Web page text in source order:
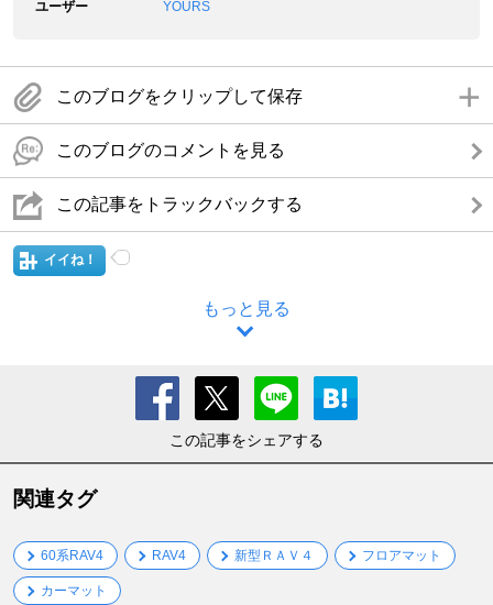
ユーザー
YOURS
このブログをクリップして保存
このブログのコメントを見る
この記事をトラックバックする
イイね！
もっと見る
この記事をシェアする
関連タグ
60系RAV4 RAV4 新型ＲＡＶ４ フロアマット
カーマット